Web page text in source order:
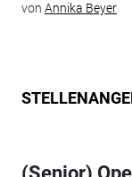
von Annika Beyer